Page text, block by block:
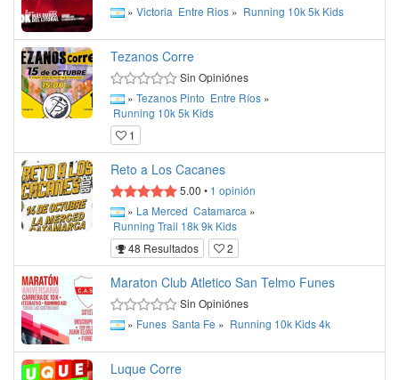
» Victoria Entre Rios » Running 10k5k Kids
Tezanos Corre
Sin Opiniónes
» Tezanos Pinto Entre Ríos »
Running 10k5k Kids
1
Reto a Los Cacanes
5.00 • 1 opinión
» La Merced Catamarca »
Running Trail 18k9k Kids
48 Resultados
2
Maraton Club Atletico San Telmo Funes
Sin Opiniónes
» Funes Santa Fe » Running 10k Kids4k
Luque Corre